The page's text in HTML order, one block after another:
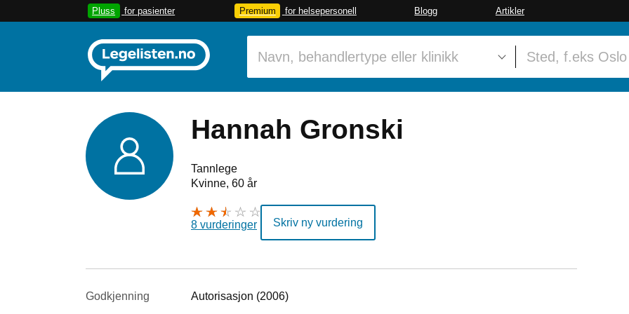
Pluss for pasienter Premium for helsepersonell Blogg Artikler
Hannah Gronski
Tannlege
Kvinne, 60 år
8 vurderinger Skriv ny vurdering
Godkjenning Autorisasjon (2006)